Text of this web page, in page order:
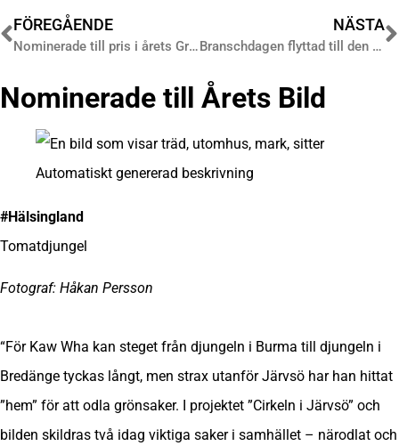
FÖREGÅENDE
Nominerade till pris i årets Gratistidning Del 2
NÄSTA
Branschdagen flyttad till den 4 september
Nominerade till Årets Bild
#Hälsingland
Tomatdjungel
Fotograf: Håkan Persson
“För Kaw Wha kan steget från djungeln i Burma till djungeln i
Bredänge tyckas långt, men strax utanför Järvsö har han hittat
”hem” för att odla grönsaker. I projektet ”Cirkeln i Järvsö” och
bilden skildras två idag viktiga saker i samhället – närodlat och